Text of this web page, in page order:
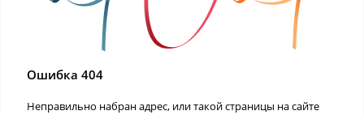
Ошибка 404
Неправильно набран адрес, или такой страницы на сайте